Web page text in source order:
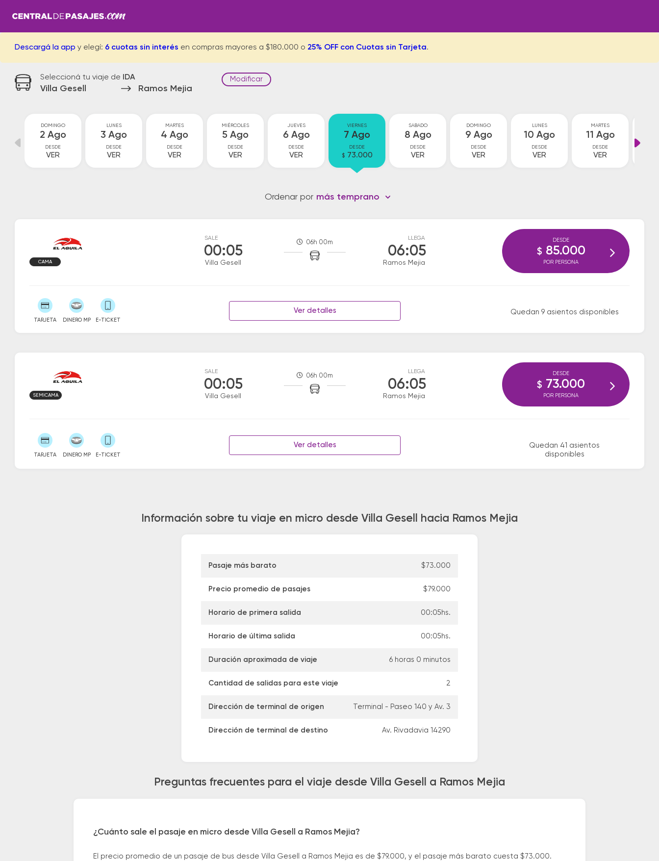
Descargá la app y elegí: 6 cuotas sin interés en compras mayores a $180.000 o 25% OFF con Cuotas sin Tarjeta.
Seleccioná tu viaje de IDA
Villa Gesell Ramos Mejia
Modificar
DOMINGO
2 Ago
DESDE
VER
LUNES
3 Ago
DESDE
VER
MARTES
4 Ago
DESDE
VER
MIÉRCOLES
5 Ago
DESDE
VER
JUEVES
6 Ago
DESDE
VER
VIERNES
7 Ago
DESDE
$ 73.000
SABADO
8 Ago
DESDE
VER
DOMINGO
9 Ago
DESDE
VER
LUNES
10 Ago
DESDE
VER
MARTES
11 Ago
DESDE
VER
Ordenar por más temprano
SALE
00:05
Villa Gesell
06h 00m
LLEGA
06:05
Ramos Mejia
CAMA
TARJETA DINERO MP E-TICKET
Ver detalles Quedan 9 asientos disponibles
DESDE
$ 85.000
POR PERSONA
SALE
00:05
Villa Gesell
06h 00m
LLEGA
06:05
Ramos Mejia
SEMICAMA
TARJETA DINERO MP E-TICKET
Ver detalles
Quedan 41 asientos
disponibles
DESDE
$ 73.000
POR PERSONA
Información sobre tu viaje en micro desde Villa Gesell hacia Ramos Mejia
Pasaje más barato $73.000
Precio promedio de pasajes $79.000
Horario de primera salida 00:05hs.
Horario de última salida 00:05hs.
Duración aproximada de viaje 6 horas 0 minutos
Cantidad de salidas para este viaje 2
Dirección de terminal de origen Terminal - Paseo 140 y Av. 3
Dirección de terminal de destino Av. Rivadavia 14290
Preguntas frecuentes para el viaje desde Villa Gesell a Ramos Mejia
¿Cuánto sale el pasaje en micro desde Villa Gesell a Ramos Mejia?
El precio promedio de un pasaje de bus desde Villa Gesell a Ramos Mejia es de $79.000, y el pasaje más barato cuesta $73.000.